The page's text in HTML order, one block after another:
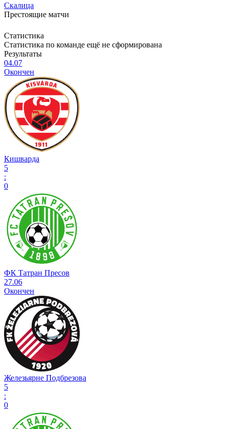
Скалица
Престоящие матчи
Статистика
Статистика по команде ещё не сформирована
Результаты
04.07
Окончен
Кишварда
5
:
0
ФК Татран Пресов
27.06
Окончен
Железьярне Подбрезова
5
:
0